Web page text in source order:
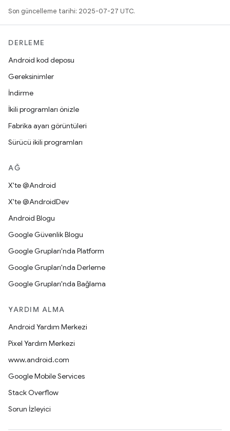
Son güncelleme tarihi: 2025-07-27 UTC.
DERLEME
Android kod deposu
Gereksinimler
İndirme
İkili programları önizle
Fabrika ayarı görüntüleri
Sürücü ikili programları
AĞ
X'te @Android
X'te @AndroidDev
Android Blogu
Google Güvenlik Blogu
Google Grupları'nda Platform
Google Grupları'nda Derleme
Google Grupları'nda Bağlama
YARDIM ALMA
Android Yardım Merkezi
Pixel Yardım Merkezi
www.android.com
Google Mobile Services
Stack Overflow
Sorun İzleyici